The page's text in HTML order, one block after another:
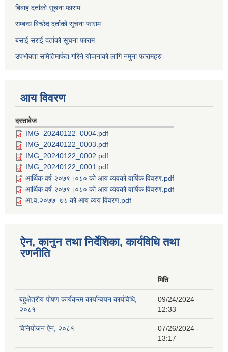
बिबाह दर्ताको सूचना फाराम
सम्बन्ध बिच्छेद दर्ताको सूचना फाराम
बसाई सराई दर्ताको सूचना फाराम
उपभोक्ता समितिमार्फत गरिने योजनाको लागि नमुना फारामहरु
आय विवरण
दस्तावेज
IMG_20240122_0004.pdf
IMG_20240122_0003.pdf
IMG_20240122_0002.pdf
IMG_20240122_0001.pdf
आर्थिक वर्ष २०७९।०८० को आय व्यवको वार्षिक विवरण.pdf
आर्थिक वर्ष २०७९।०८० को आय व्यवको वार्षिक विवरण.pdf
आ.व.२०७७_७८ को आय व्यय विवरण.pdf
ऐन, कानुन तथा निर्देशिका, कार्यविधि तथा
रणनीति
मिति
बहुक्षेत्रीय पोषण कार्यक्रम कार्यान्वयन कार्यविधि,
२०८१
09/24/2024 -
12:33
विनियोजन ऐन, २०८१
07/26/2024 -
13:17